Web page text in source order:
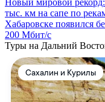
тыс. км на сапе по
Хабаровске появился
200 Мбит/с
Туры на Дальний